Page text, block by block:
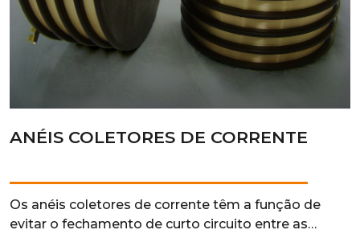
ANÉIS COLETORES DE CORRENTE
Os anéis coletores de corrente têm a função de
evitar o fechamento de curto circuito entre as